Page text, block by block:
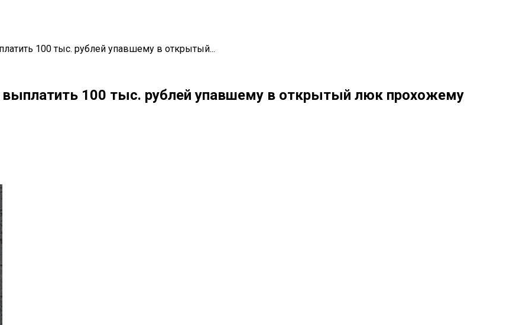
100 тыс. рублей упавшему в открытый...
100 тыс. рублей упавшему в открытый люк прохожему